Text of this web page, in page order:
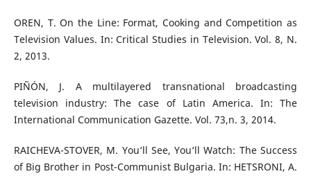
OREN, T. On the Line: Format, Cooking and Competition as
Television Values. In: Critical Studies in Television. Vol. 8, N.
2, 2013.
PIÑÓN, J. A multilayered transnational broadcasting
television industry: The case of Latin America. In: The
International Communication Gazette. Vol. 73,n. 3, 2014.
RAICHEVA-STOVER, M. You‘ll See, You‘ll Watch: The Success
of Big Brother in Post-Communist Bulgaria. In: HETSRONI, A.